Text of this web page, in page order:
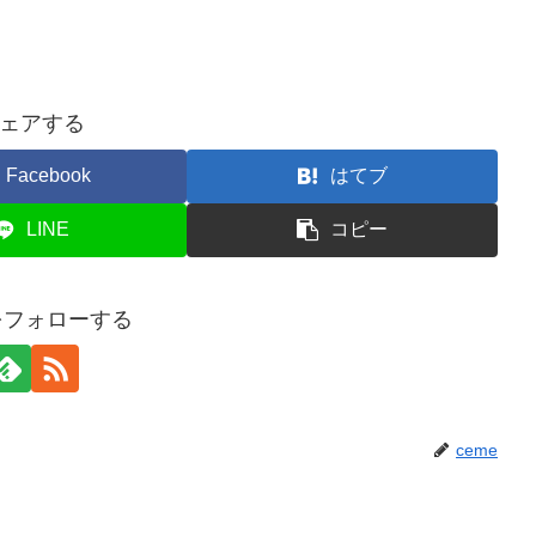
アする
Facebook はてブ
LINE コピー
ォローする
ceme